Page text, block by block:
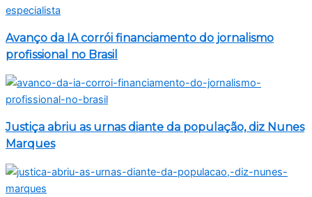
Avanço da IA corrói financiamento do jornalismo
profissional no Brasil
Justiça abriu as urnas diante da população, diz Nunes
Marques